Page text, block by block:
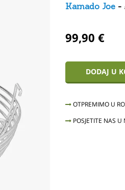
Kamado Joe-
99,90 €
DODAJ U
OTPREMIMO U
POSJETITE NAS U